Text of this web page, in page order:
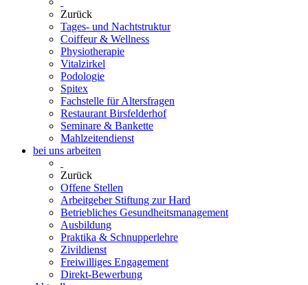
Zurück
Tages- und Nachtstruktur
Coiffeur & Wellness
Physiotherapie
Vitalzirkel
Podologie
Spitex
Fachstelle für Altersfragen
Restaurant Birsfelderhof
Seminare & Bankette
Mahlzeitendienst
bei uns arbeiten
Zurück
Offene Stellen
Arbeitgeber Stiftung zur Hard
Betriebliches Gesundheitsmanagement
Ausbildung
Praktika & Schnupperlehre
Zivildienst
Freiwilliges Engagement
Direkt-Bewerbung